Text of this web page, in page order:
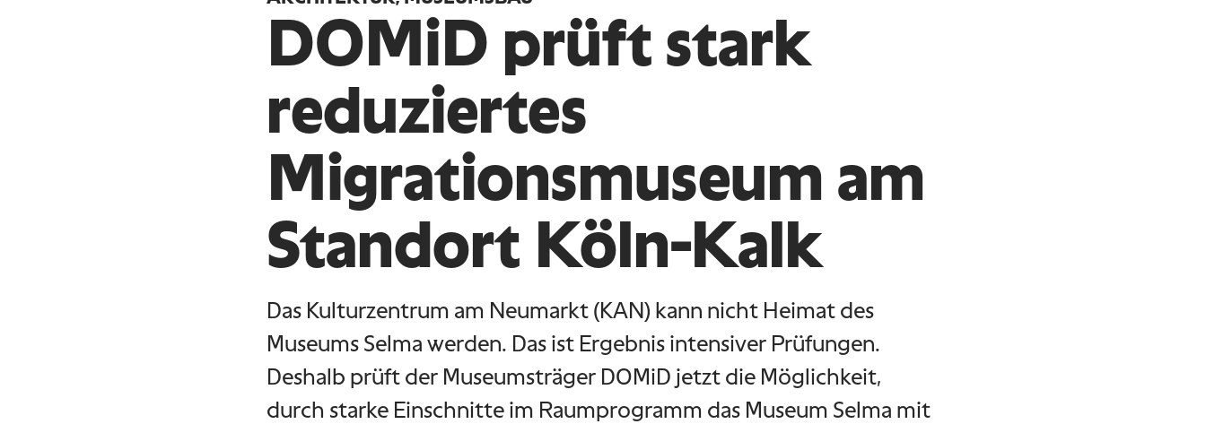
DOMiD prüft stark
reduziertes
Migrationsmuseum am
Standort Köln-Kalk
Das Kulturzentrum am Neumarkt (KAN) kann nicht Heimat des
Museums Selma werden. Das ist Ergebnis intensiver Prüfungen.
Deshalb prüft der Museumsträger DOMiD jetzt die Möglichkeit,
durch starke Einschnitte im Raumprogramm das Museum Selma mit